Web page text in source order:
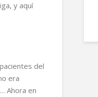
y aquí
del
era
Ahora en